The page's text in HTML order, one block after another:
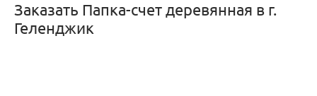
Заказать Папка-счет деревянная в г.
Геленджик